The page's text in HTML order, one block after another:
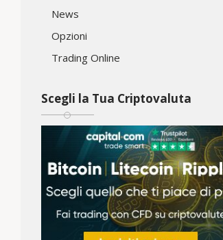
News
Opzioni
Trading Online
Scegli la Tua Criptovaluta